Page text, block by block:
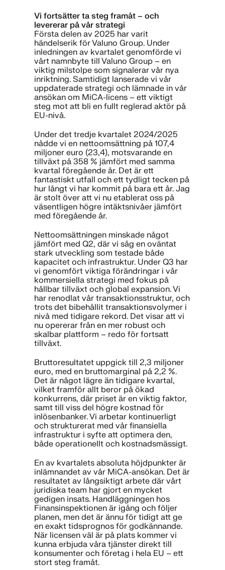
Vi fortsätter ta steg framåt – och
levererar på vår strategi
Första delen av 2025 har varit
händelserik för Valuno Group. Under
inledningen av kvartalet genomförde vi
vårt namnbyte till Valuno Group – en
viktig milstolpe som signalerar vår nya
inriktning. Samtidigt lanserade vi vår
uppdaterade strategi och lämnade in vår
ansökan om MiCA-licens – ett viktigt
steg mot att bli en fullt reglerad aktör på
EU-nivå.
Under det tredje kvartalet 2024/2025
nådde vi en nettoomsättning på 107,4
miljoner euro (23,4), motsvarande en
tillväxt på 358 % jämfört med samma
kvartal föregående år. Det är ett
fantastiskt utfall och ett tydligt tecken på
hur långt vi har kommit på bara ett år. Jag
är stolt över att vi nu etablerat oss på
väsentligen högre intäktsnivåer jämfört
med föregående år.
Nettoomsättningen minskade något
jämfört med Q2, där vi såg en oväntat
stark utveckling som testade både
kapacitet och infrastruktur. Under Q3 har
vi genomfört viktiga förändringar i vår
kommersiella strategi med fokus på
hållbar tillväxt och global expansion. Vi
har renodlat vår transaktionsstruktur, och
trots det bibehållit transaktionsvolymer i
nivå med tidigare rekord. Det visar att vi
nu opererar från en mer robust och
skalbar plattform – redo för fortsatt
tillväxt.
Bruttoresultatet uppgick till 2,3 miljoner
euro, med en bruttomarginal på 2,2 %.
Det är något lägre än tidigare kvartal,
vilket framför allt beror på ökad
konkurrens, där priset är en viktig faktor,
samt till viss del högre kostnad för
inlösenbanker. Vi arbetar kontinuerligt
och strukturerat med vår finansiella
infrastruktur i syfte att optimera den,
både operationellt och kostnadsmässigt.
En av kvartalets absoluta höjdpunkter är
inlämnandet av vår MiCA-ansökan. Det är
resultatet av långsiktigt arbete där vårt
juridiska team har gjort en mycket
gedigen insats. Handläggningen hos
Finansinspektionen är igång och följer
planen, men det är ännu för tidigt att ge
en exakt tidsprognos för godkännande.
När licensen väl är på plats kommer vi
kunna erbjuda våra tjänster direkt till
konsumenter och företag i hela EU – ett
stort steg framåt.